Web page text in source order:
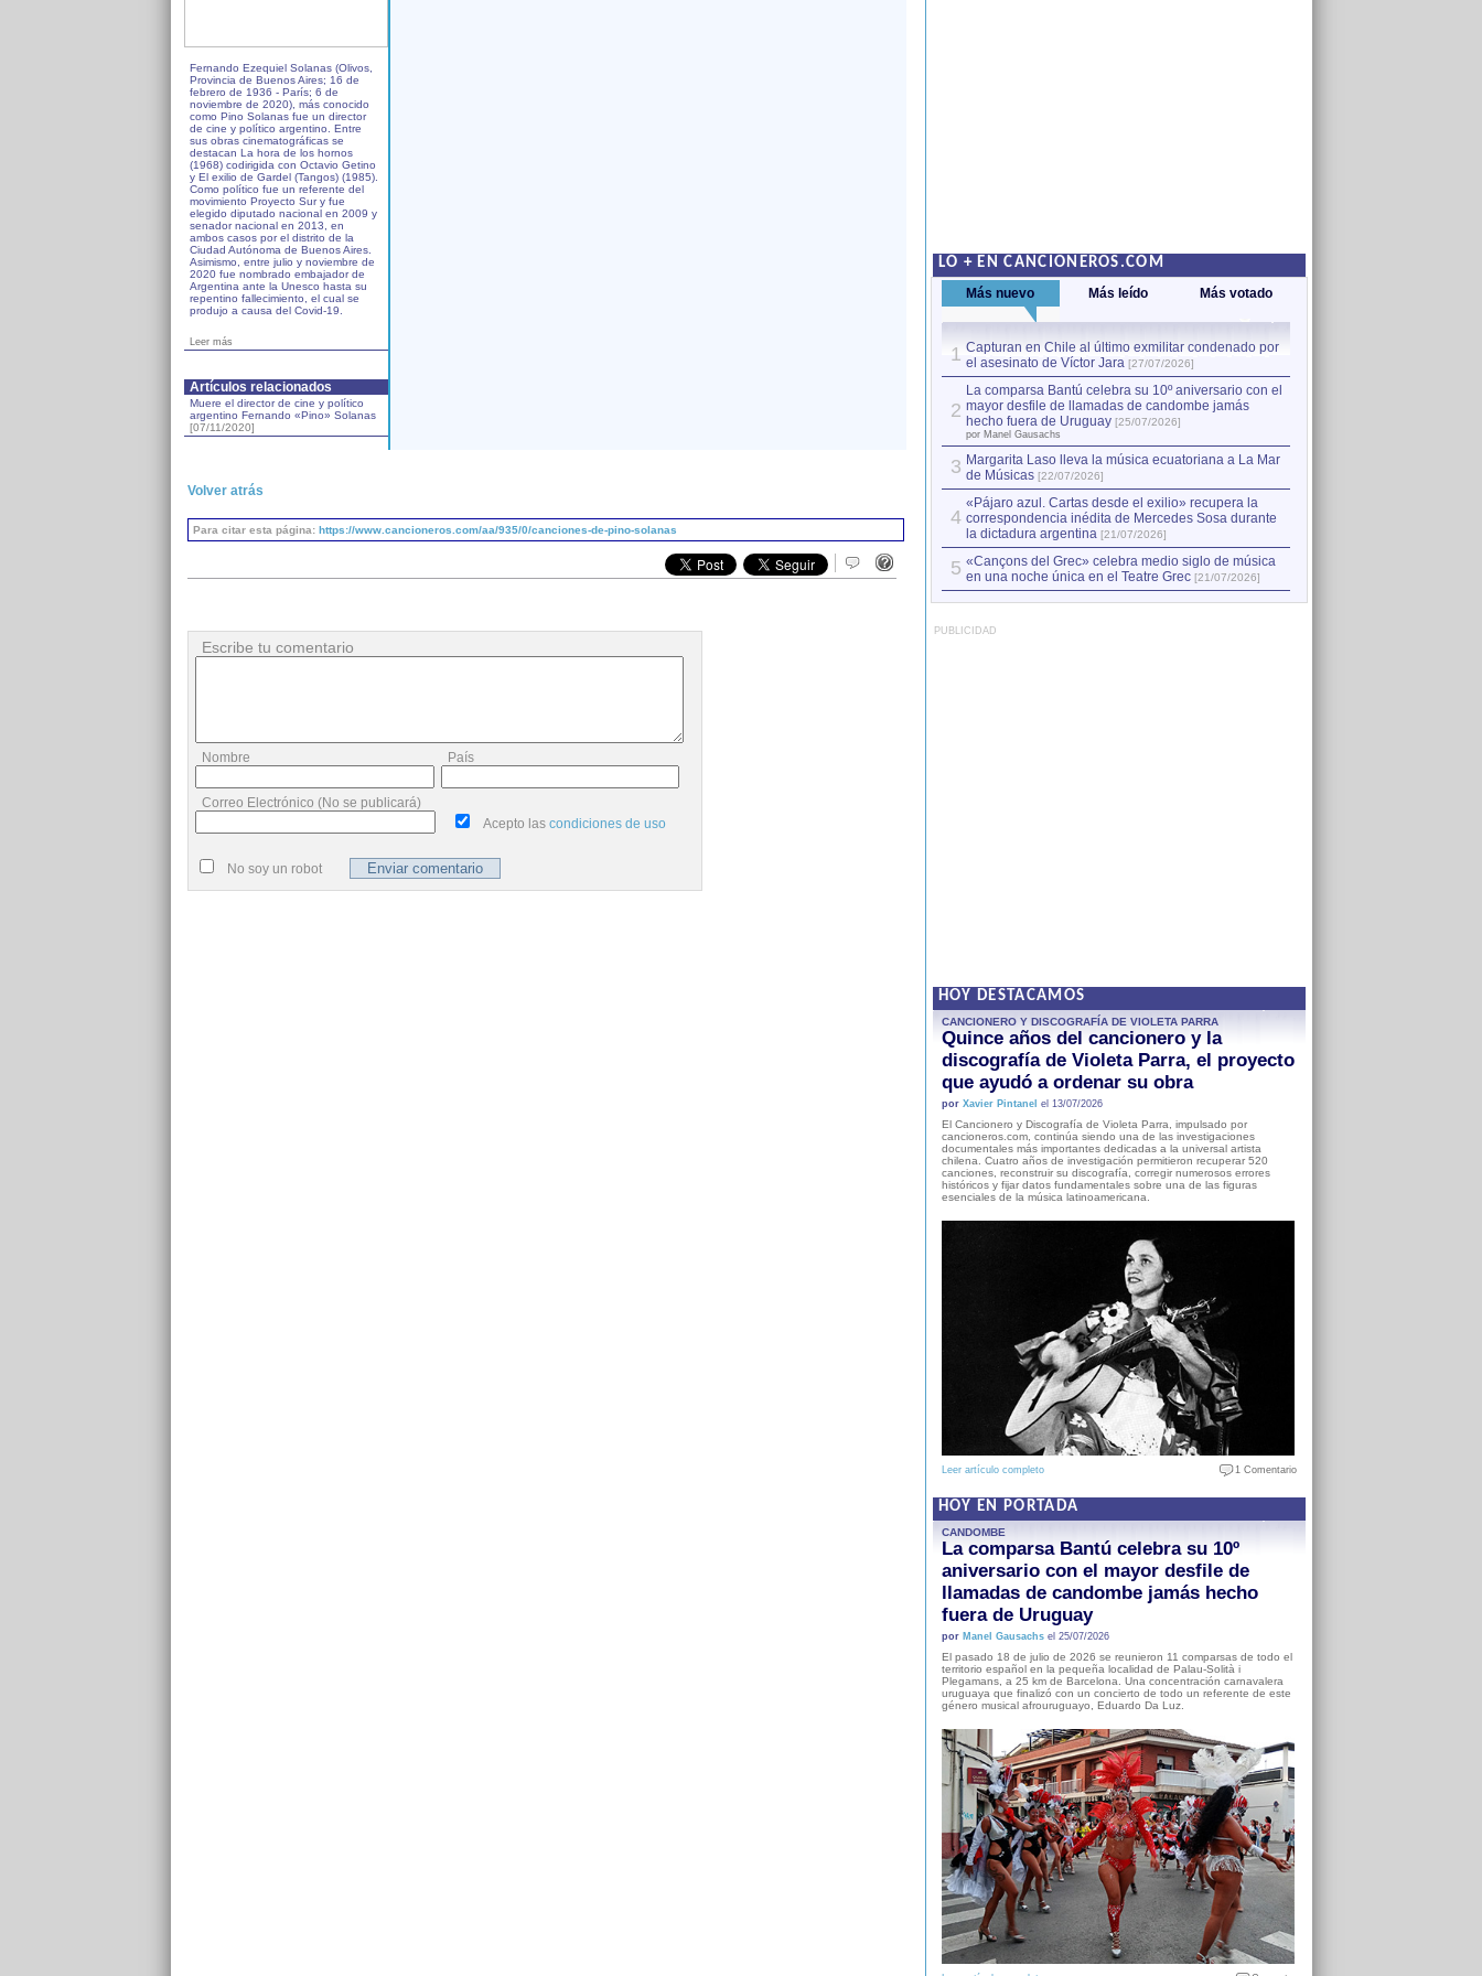
Fernando Ezequiel Solanas (Olivos,
Provincia de Buenos Aires; 16 de
febrero de 1936 - París; 6 de
noviembre de 2020), más conocido
como Pino Solanas fue un director
de cine y político argentino. Entre
sus obras cinematográficas se
destacan La hora de los hornos
(1968) codirigida con Octavio Getino
y El exilio de Gardel (Tangos) (1985).
Como político fue un referente del
movimiento Proyecto Sur y fue
elegido diputado nacional en 2009 y
senador nacional en 2013, en
ambos casos por el distrito de la
Ciudad Autónoma de Buenos Aires.
Asimismo, entre julio y noviembre de
2020 fue nombrado embajador de
Argentina ante la Unesco hasta su
repentino fallecimiento, el cual se
produjo a causa del Covid-19.
Leer más
Artículos relacionados
Muere el director de cine y político
argentino Fernando «Pino» Solanas
[07/11/2020]
Volver atrás
Para citar esta página: https://www.cancioneros.com/aa/935/0/canciones-de-pino-solanas
Escribe tu comentario
Nombre País
Correo Electrónico (No se publicará)
Acepto las condiciones de uso
No soy un robot
LO + EN CANCIONEROS.COM
Más nuevo Más leído Más votado
1 Capturan en Chile al último exmilitar condenado por
el asesinato de Víctor Jara [27/07/2026]
2
La comparsa Bantú celebra su 10º aniversario con el
mayor desfile de llamadas de candombe jamás
hecho fuera de Uruguay [25/07/2026]
por Manel Gausachs
3 Margarita Laso lleva la música ecuatoriana a La Mar
de Músicas [22/07/2026]
4
«Pájaro azul. Cartas desde el exilio» recupera la
correspondencia inédita de Mercedes Sosa durante
la dictadura argentina [21/07/2026]
5 «Cançons del Grec» celebra medio siglo de música
en una noche única en el Teatre Grec [21/07/2026]
PUBLICIDAD
HOY DESTACAMOS
CANCIONERO Y DISCOGRAFÍA DE VIOLETA PARRA
Quince años del cancionero y la
discografía de Violeta Parra, el proyecto
que ayudó a ordenar su obra
por Xavier Pintanel el 13/07/2026
El Cancionero y Discografía de Violeta Parra, impulsado por
cancioneros.com, continúa siendo una de las investigaciones
documentales más importantes dedicadas a la universal artista
chilena. Cuatro años de investigación permitieron recuperar 520
canciones, reconstruir su discografía, corregir numerosos errores
históricos y fijar datos fundamentales sobre una de las figuras
esenciales de la música latinoamericana.
Leer artículo completo 1 Comentario
HOY EN PORTADA
CANDOMBE
La comparsa Bantú celebra su 10º
aniversario con el mayor desfile de
llamadas de candombe jamás hecho
fuera de Uruguay
por Manel Gausachsel 25/07/2026
El pasado 18 de julio de 2026 se reunieron 11 comparsas de todo el
territorio español en la pequeña localidad de Palau-Solità i
Plegamans, a 25 km de Barcelona. Una concentración carnavalera
uruguaya que finalizó con un concierto de todo un referente de este
género musical afrouruguayo, Eduardo Da Luz.